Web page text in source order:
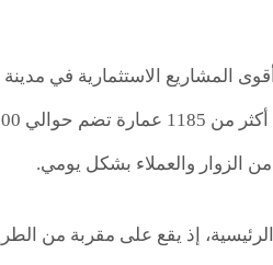
المشاريع الاستثمارية في
الزوار والعملاء بشكل يومي.
إذ يقع على مقربة من